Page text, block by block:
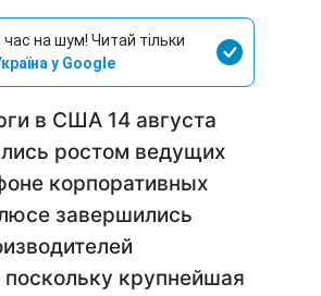
на шум! Читай тільки
у Google
в США 14 августа
ростом ведущих
корпоративных
завершились
крупнейшая